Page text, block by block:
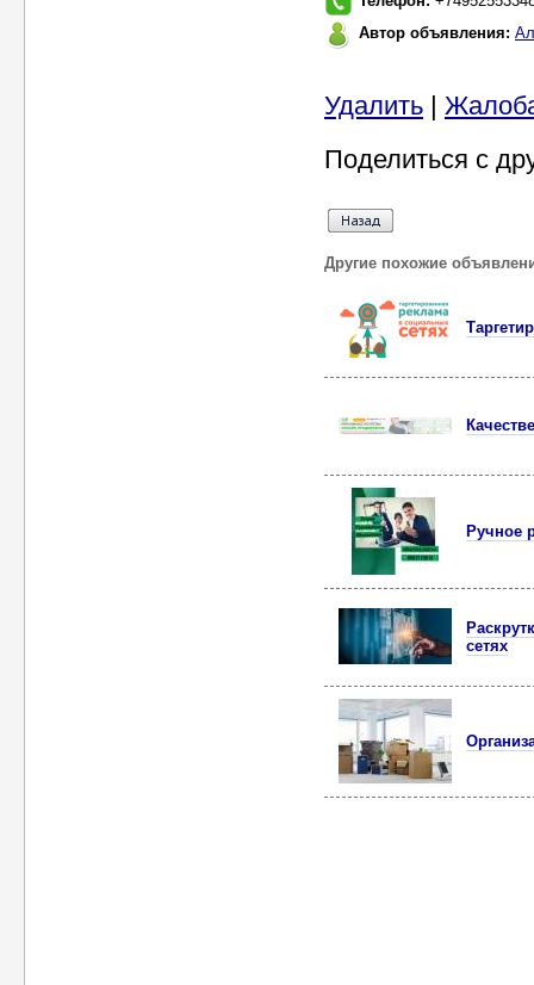
Автор объявления:
Удалить |
Поделиться с
Другие похожие
Ручное
сетях